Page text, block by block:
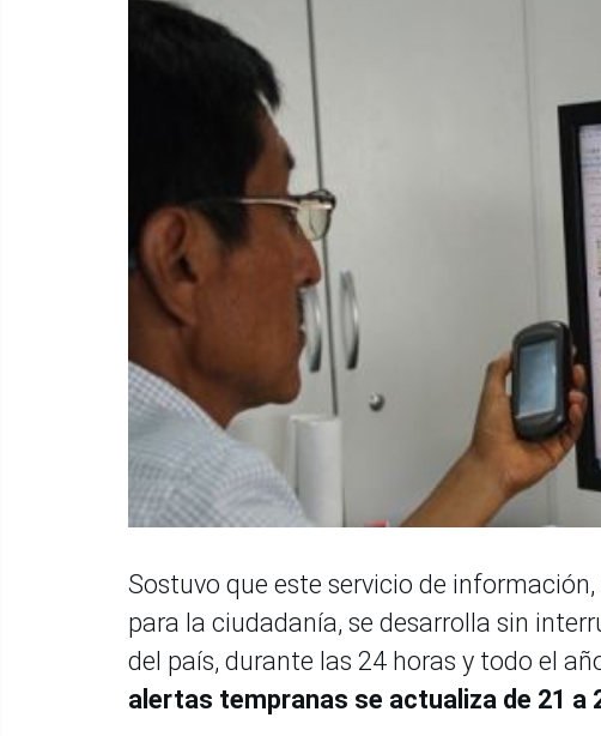
Sostuvo que este servicio de
para la ciudadanía, se desarrolla sin
del país, durante las 24 horas y todo el
alertas tempranas se actualiza de 21 a